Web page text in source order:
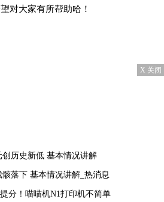
对大家有所帮助哈！
X 关闭
历史新低 基本情况讲解
落下 基本情况讲解_热消息
分！喵喵机N1打印机不简单